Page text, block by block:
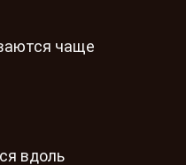
чаще
вдоль